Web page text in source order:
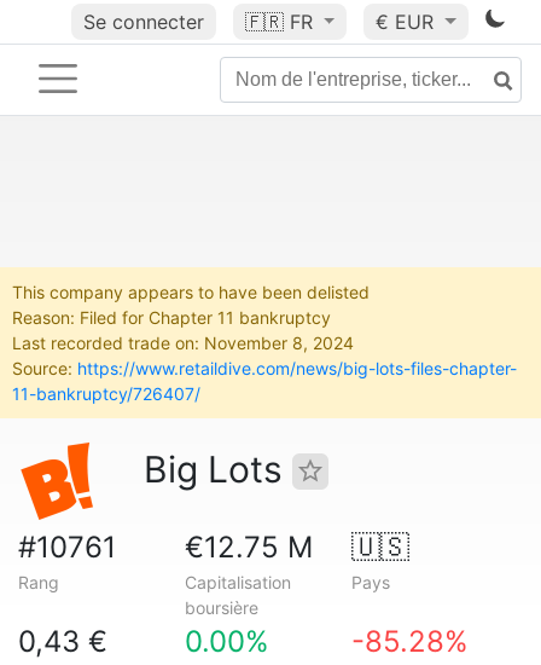
Se connecter 🇫🇷 FR € EUR
This company appears to have been delisted
Reason: Filed for Chapter 11 bankruptcy
Last recorded trade on: November 8, 2024
Source: https://www.retaildive.com/news/big-lots-files-chapter-
11-bankruptcy/726407/
Big Lots
#10761
Rang
€12.75 M
Capitalisation
boursière
🇺🇸
Pays
0,43 € 0.00% -85.28%